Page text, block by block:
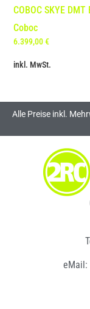
COBOC SKYE DMT
Coboc
6.399,00€
inkl. MwSt.
Alle Preise inkl.
eMail: